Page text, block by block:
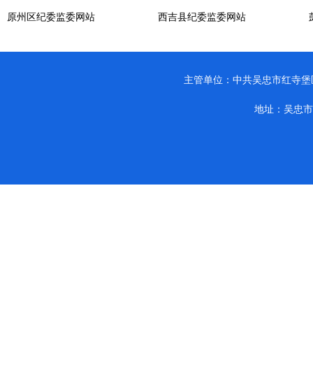
原州区纪委监委网站 西吉县纪委监委网站
主管单位：中共吴忠市红寺
地址：吴忠